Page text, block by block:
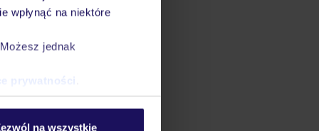
wpłynąć na niektóre
jednak
prywatności
na wszystkie
od
na